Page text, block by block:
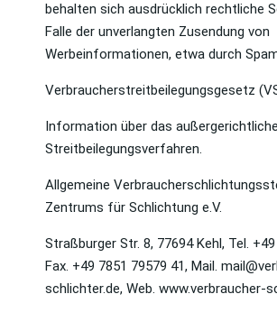
behalten sich ausdrücklich rechtliche
Falle der unverlangten Zusendung von
Werbeinformationen, etwa durch
Verbraucherstreitbeilegungsgesetz
Information über das außergerichtliche
Streitbeilegungsverfahren.
Allgemeine
Zentrums für Schlichtung e.V.
Straßburger Str. 8, 77694 Kehl, Tel.
Fax. +49 7851 79579 41, Mail.
schlichter.de, Web. www.verbraucher-